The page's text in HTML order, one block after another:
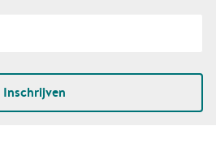
Inschrijven